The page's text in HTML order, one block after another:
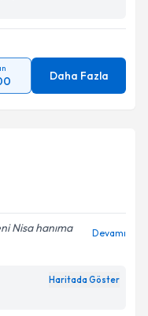
Daha Fazla
Nisa hanıma
Devamı
Haritada Göster